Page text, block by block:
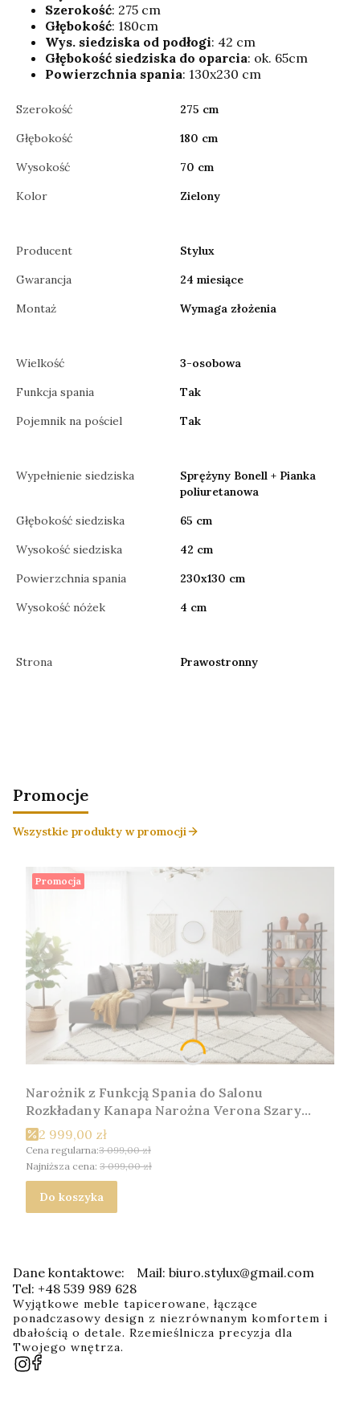
Szerokość: 275 cm
Głębokość: 180cm
Wys. siedziska od podłogi: 42 cm
Głębokość siedziska do oparcia: ok. 65cm
Powierzchnia spania: 130x230 cm
Szerokość
275 cm
Głębokość
180 cm
Wysokość
70 cm
Kolor
Zielony
Producent
Stylux
Gwarancja
24 miesiące
Montaż
Wymaga złożenia
Wielkość
3-osobowa
Funkcja spania
Tak
Pojemnik na pościel
Tak
Wypełnienie siedziska
Sprężyny Bonell + Pianka
poliuretanowa
Głębokość siedziska
65 cm
Wysokość siedziska
42 cm
Powierzchnia spania
230x130 cm
Wysokość nóżek
4 cm
Strona Prawostronny
Promocje
Wszystkie produkty w promocji
Promocja
Narożnik z Funkcją Spania do Salonu
Rozkładany Kanapa Narożna Verona Szary
Lewy
2 999,00 zł
Cena regularna:3 099,00 zł
Najniższa cena: 3 099,00 zł
Do koszyka
Dane kontaktowe:
Tel: +48 539 989 628
Mail: biuro.stylux@gmail.com
Wyjątkowe meble tapicerowane, łączące
ponadczasowy design z niezrównanym komfortem i
dbałością o detale. Rzemieślnicza precyzja dla
Twojego wnętrza.